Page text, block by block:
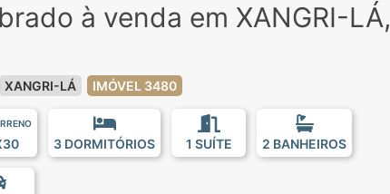
à venda em XANGRI-LÁ,
XANGRI-LÁ IMÓVEL 3480
3 DORMITÓRIOS 1 SUÍTE 2 BANHEIROS